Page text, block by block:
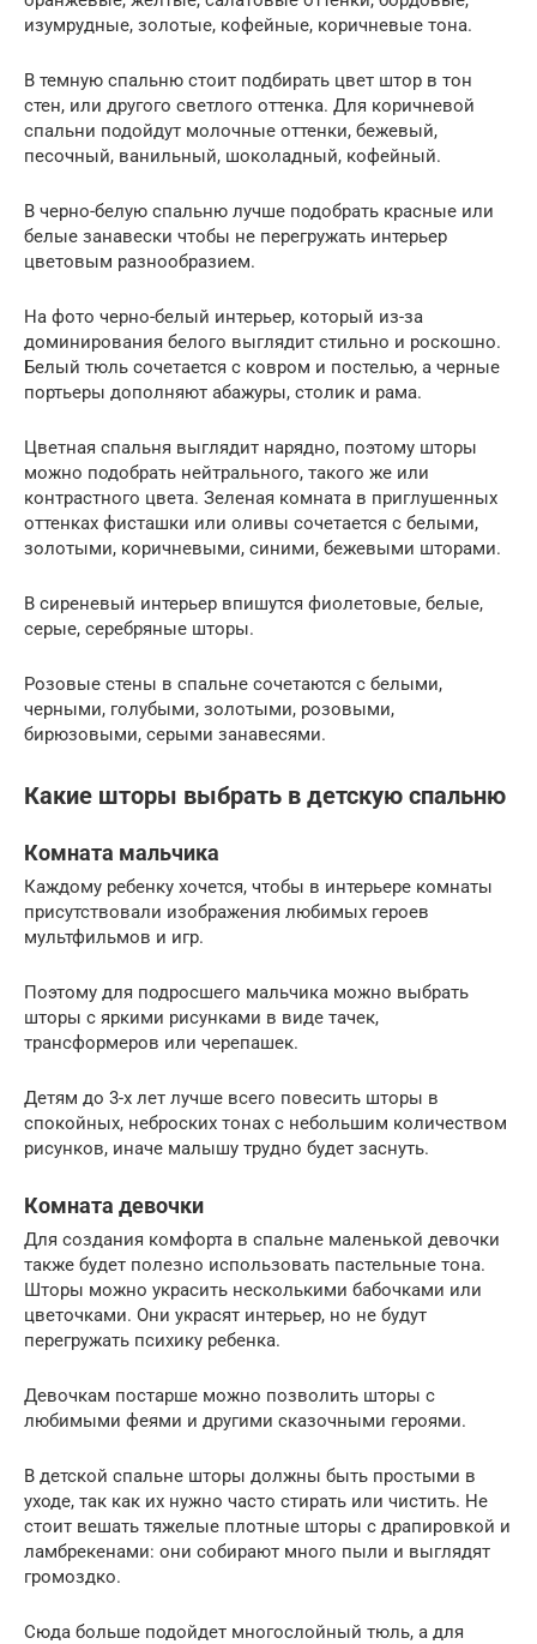
изумрудные, золотые, кофейные, коричневые тона.
В темную спальню стоит подбирать цвет штор в тон
стен, или другого светлого оттенка. Для коричневой
спальни подойдут молочные оттенки, бежевый,
песочный, ванильный, шоколадный, кофейный.
В черно-белую спальню лучше подобрать красные или
белые занавески чтобы не перегружать интерьер
цветовым разнообразием.
На фото черно-белый интерьер, который из-за
доминирования белого выглядит стильно и роскошно.
Белый тюль сочетается с ковром и постелью, а черные
портьеры дополняют абажуры, столик и рама.
Цветная спальня выглядит нарядно, поэтому шторы
можно подобрать нейтрального, такого же или
контрастного цвета. Зеленая комната в приглушенных
оттенках фисташки или оливы сочетается с белыми,
золотыми, коричневыми, синими, бежевыми шторами.
В сиреневый интерьер впишутся фиолетовые, белые,
серые, серебряные шторы.
Розовые стены в спальне сочетаются с белыми,
черными, голубыми, золотыми, розовыми,
бирюзовыми, серыми занавесями.
Какие шторы выбрать в детскую спальню
Комната мальчика
Каждому ребенку хочется, чтобы в интерьере комнаты
присутствовали изображения любимых героев
мультфильмов и игр.
Поэтому для подросшего мальчика можно выбрать
шторы с яркими рисунками в виде тачек,
трансформеров или черепашек.
Детям до 3-х лет лучше всего повесить шторы в
спокойных, неброских тонах с небольшим количеством
рисунков, иначе малышу трудно будет заснуть.
Комната девочки
Для создания комфорта в спальне маленькой девочки
также будет полезно использовать пастельные тона.
Шторы можно украсить несколькими бабочками или
цветочками. Они украсят интерьер, но не будут
перегружать психику ребенка.
Девочкам постарше можно позволить шторы с
любимыми феями и другими сказочными героями.
В детской спальне шторы должны быть простыми в
уходе, так как их нужно часто стирать или чистить. Не
стоит вешать тяжелые плотные шторы с драпировкой и
ламбрекенами: они собирают много пыли и выглядят
громоздко.
Сюда больше подойдет многослойный тюль, а для